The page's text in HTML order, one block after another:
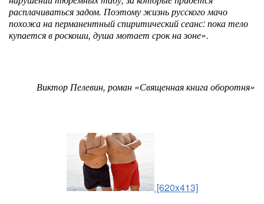
расплачиваться задом. Поэтому жизнь русского мачо
похожа на перманентный спиритический сеанс: пока тело
купается в роскоши, душа мотает срок на зоне».
Виктор Пелевин, роман «Священная книга оборотня»
[620x413]